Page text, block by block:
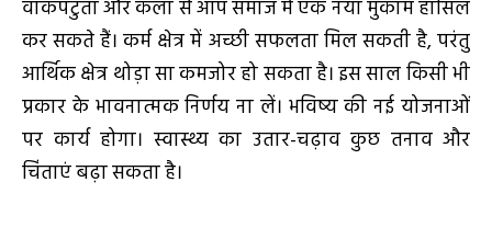
वाकपटुता और कला से आप समाज में एक नया मुकाम हासिल
कर सकते हैं। कर्म क्षेत्र में अच्छी सफलता मिल सकती है, परंतु
आर्थिक क्षेत्र थोड़ा सा कमजोर हो सकता है। इस साल किसी भी
प्रकार के भावनात्मक निर्णय ना लें। भविष्य की नई योजनाओं
पर कार्य होगा। स्वास्थ्य का उतार-चढ़ाव कुछ तनाव और
चिंताएं बढ़ा सकता है।